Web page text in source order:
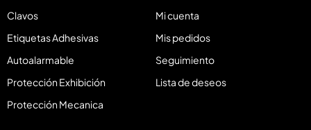
Clavos
Etiquetas Adhesivas
Autoalarmable
Protección Exhibición
Protección Mecanica
Mi cuenta
Mis pedidos
Seguimiento
Lista de deseos